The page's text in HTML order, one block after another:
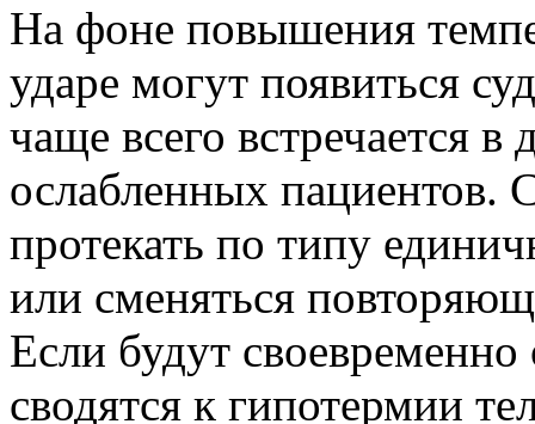
На фоне повышения
ударе могут появиться
чаще всего встречается в
ослабленных пациентов.
протекать по типу
или сменяться
Если будут
сводятся к гипотермии